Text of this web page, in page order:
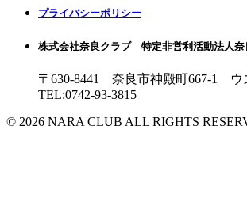
プライバシーポリシー
株式会社奈良クラブ 特定非営利活動法人奈
〒630-8441 奈良市神殿町667-1
ウ
TEL:0742-93-3815
© 2026 NARA CLUB ALL RIGHTS